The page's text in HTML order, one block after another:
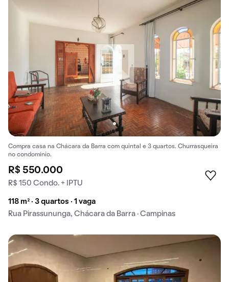
Compra casa na Chácara da Barra com quintal e 3 quartos. Churrasqueira
no condomínio.
R$ 550.000
R$ 150 Condo. + IPTU
118 m² · 3 quartos · 1 vaga
Rua Pirassununga, Chácara da Barra · Campinas